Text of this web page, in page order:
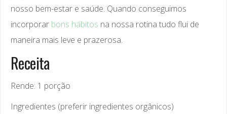
nosso bem-estar e saúde. Quando conseguimos
incorporar bons hábitos na nossa rotina tudo flui de
maneira mais leve e prazerosa.
Receita
Rende: 1 porção
Ingredientes (preferir ingredientes orgânicos)